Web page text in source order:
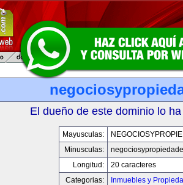
El dueño de este dominio lo
Mayusculas:
Minusculas:
Longitud:
20 caracteres
Categorias:
Inmuebles y